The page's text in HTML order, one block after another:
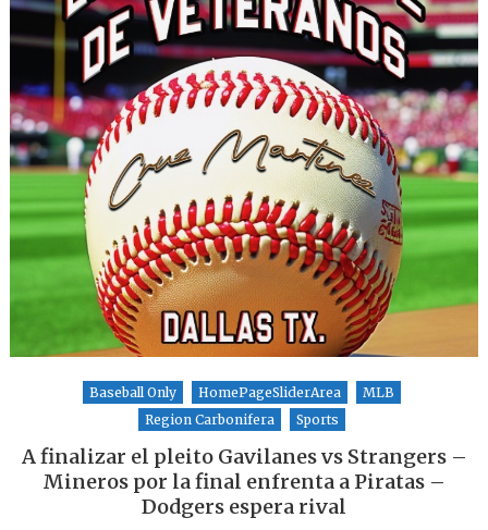
Baseball Only HomePageSliderArea
MLB
Region Carbonifera
Sports
A finalizar el pleito Gavilanes vs Strangers –
Mineros por la final enfrenta a Piratas –
Dodgers espera rival